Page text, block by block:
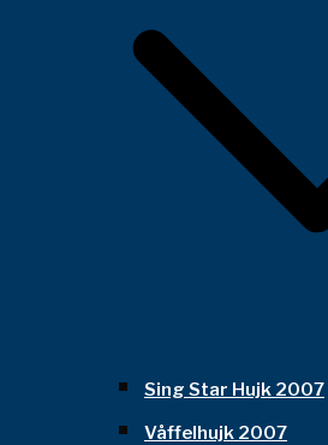
Sing Star Hujk 2007
Våffelhujk 2007